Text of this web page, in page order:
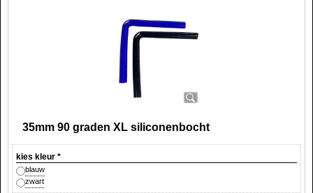
35mm 90 graden XL siliconenbocht
kies kleur *
blauw
zwart